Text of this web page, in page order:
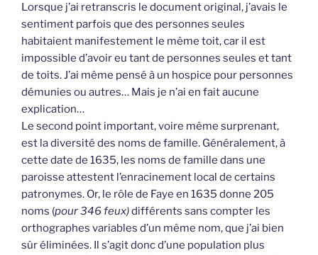
Lorsque j’ai retranscris le document original, j’avais le
sentiment parfois que des personnes seules
habitaient manifestement le même toit, car il est
impossible d’avoir eu tant de personnes seules et tant
de toits. J’ai même pensé à un hospice pour personnes
démunies ou autres… Mais je n’ai en fait aucune
explication…
Le second point important, voire même surprenant,
est la diversité des noms de famille. Généralement, à
cette date de 1635, les noms de famille dans une
paroisse attestent l’enracinement local de certains
patronymes. Or, le rôle de Faye en 1635 donne 205
noms (pour 346 feux)différents sans compter les
orthographes variables d’un même nom, que j’ai bien
sûr éliminées. Il s’agit donc d’une population plus